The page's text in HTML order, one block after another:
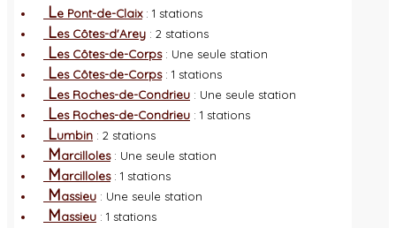
Le Pont-de-Claix: 1 stations
Les Côtes-d'Arey : 2 stations
Les Côtes-de-Corps: Une seule station
Les Côtes-de-Corps: 1 stations
Les Roches-de-Condrieu : Une seule station
Les Roches-de-Condrieu : 1 stations
Lumbin : 2 stations
Marcilloles: Une seule station
Marcilloles: 1 stations
Massieu : Une seule station
Massieu : 1 stations